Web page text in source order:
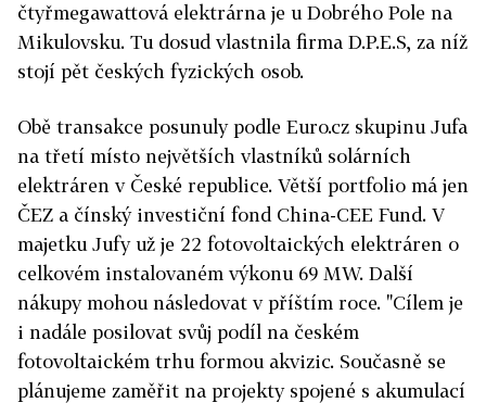
čtyřmegawattová elektrárna je u Dobrého Pole na
Mikulovsku. Tu dosud vlastnila firma D.P.E.S, za níž
stojí pět českých fyzických osob.
Obě transakce posunuly podle Euro.cz skupinu Jufa
na třetí místo největších vlastníků solárních
elektráren v České republice. Větší portfolio má jen
ČEZ a čínský investiční fond China-CEE Fund. V
majetku Jufy už je 22 fotovoltaických elektráren o
celkovém instalovaném výkonu 69 MW. Další
nákupy mohou následovat v příštím roce. "Cílem je
i nadále posilovat svůj podíl na českém
fotovoltaickém trhu formou akvizic. Současně se
plánujeme zaměřit na projekty spojené s akumulací